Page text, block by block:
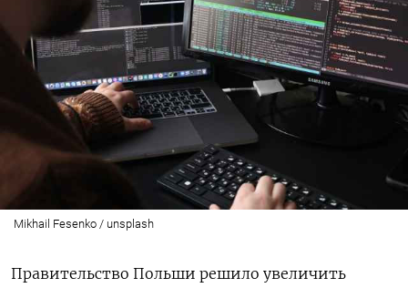
Mikhail Fesenko / unsplash
Правительство Польши решило увеличить